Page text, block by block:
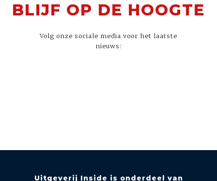
BLIJF OP DE HOOGTE
Volg onze sociale media voor het laatste
nieuws:
Uitgeverij Inside is onderdeel van